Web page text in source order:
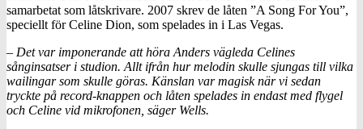
samarbetat som låtskrivare. 2007 skrev de låten ”A Song For You”,
speciellt för Celine Dion, som spelades in i Las Vegas.
– Det var imponerande att höra Anders vägleda Celines
sånginsatser i studion. Allt ifrån hur melodin skulle sjungas till vilka
wailingar som skulle göras. Känslan var magisk när vi sedan
tryckte på record-knappen och låten spelades in endast med flygel
och Celine vid mikrofonen, säger Wells.